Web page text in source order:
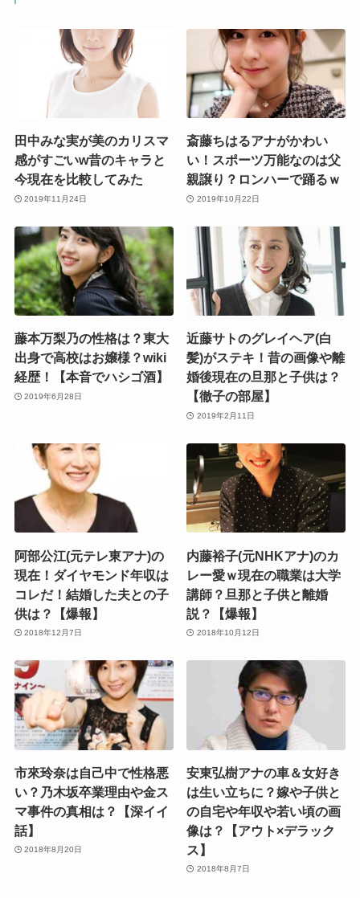
田中みな実が美のカリスマ
感がすごいw昔のキャラと
今現在を比較してみた
2019年11月24日
斎藤ちはるアナがかわい
い！スポーツ万能なのは父
親譲り？ロンハーで踊るｗ
2019年10月22日
藤本万梨乃の性格は？東大
出身で高校はお嬢様？wiki
経歴！【本音でハシゴ酒】
2019年6月28日
近藤サトのグレイヘア(白
髪)がステキ！昔の画像や離
婚後現在の旦那と子供は？
【徹子の部屋】
2019年2月11日
阿部公江(元テレ東アナ)の
現在！ダイヤモンド年収は
コレだ！結婚した夫との子
供は？【爆報】
2018年12月7日
内藤裕子(元NHKアナ)のカ
レー愛ｗ現在の職業は大学
講師？旦那と子供と離婚
説？【爆報】
2018年10月12日
市來玲奈は自己中で性格悪
い？乃木坂卒業理由や金ス
マ事件の真相は？【深イイ
話】
2018年8月20日
安東弘樹アナの車＆女好き
は生い立ちに？嫁や子供と
の自宅や年収や若い頃の画
像は？【アウト×デラック
ス】
2018年8月7日